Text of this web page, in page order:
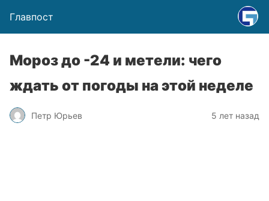
Главпост
Мороз до -24 и метели: чего
ждать от погоды на этой неделе
Петр Юрьев 5 лет назад